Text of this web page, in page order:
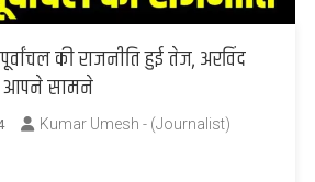
की राजनीति हुई तेज, अरविंद
आपने सामने
Kumar Umesh - (Journalist)